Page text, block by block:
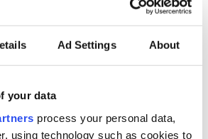
Ad Settings About
your data
process your personal data,
using technology such as cookies to
intäkterna men vände till en förlust.